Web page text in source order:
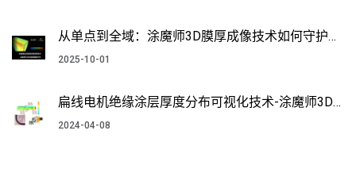
从单点到全域：涂魔师3D膜厚成像技术如何守护新
能源车的绝缘安全？
2025-10-01
扁线电机绝缘涂层厚度分布可视化技术-涂魔师3D
测厚仪！
2024-04-08